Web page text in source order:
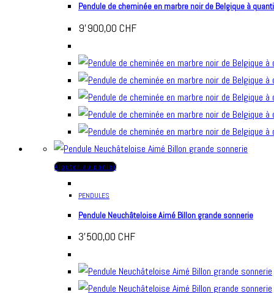
Pendule de cheminée en marbre noir de Belgique à
9'900,00 CHF
Ajouter au panier
PENDULES
Pendule Neuchâteloise Aimé Billon grande sonnerie
3'500,00 CHF